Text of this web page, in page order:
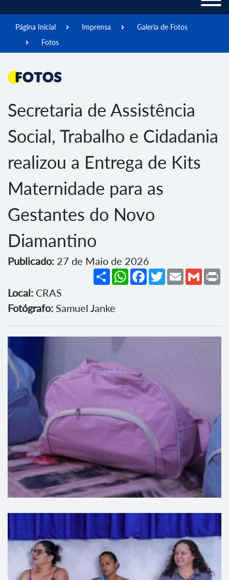
Página Inicial Imprensa
Galeria de Fotos
Fotos
Fotos
Secretaria de Assistência
Social, Trabalho e Cidadania
realizou a Entrega de Kits
Maternidade para as
Gestantes do Novo
Diamantino
Publicado: 27 de Maio de 2026
ShareWhatsApp
Facebook
TwitterEmailGmail
Local: CRAS
Fotógrafo: Samuel Janke